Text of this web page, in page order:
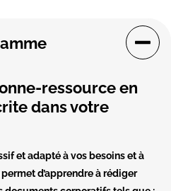
ressource en
dans votre
et adapté à vos besoins et à
d’apprendre à rédiger